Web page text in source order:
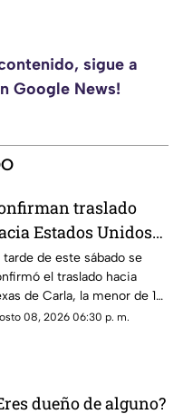
sigue a
Google News!
traslado
Estados Unidos
menor que sufrió
en la
de gas LP en
tarde de este sábado se
el traslado hacia
de Carla, la menor de 15
que resultó gravemente
08, 2026 06:30 p. m.
dueño de alguno?